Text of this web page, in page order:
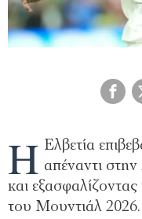
Η Ελβετία
απέναντι
και
του Μουντιάλ